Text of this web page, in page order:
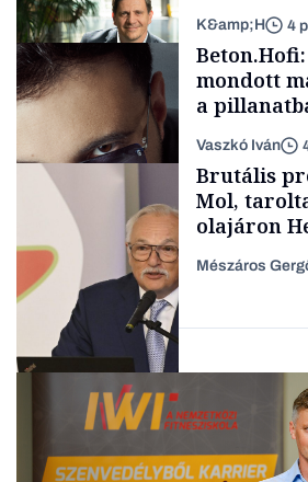
Makro
TÁMOGATÓI
TARTALOM
K&amp;H 4
Forbes-sztori
mondott
a
a
kimondani
Vaszkó Iván
Befektetés
Brutális
Mol,
olajáron
Mészáros